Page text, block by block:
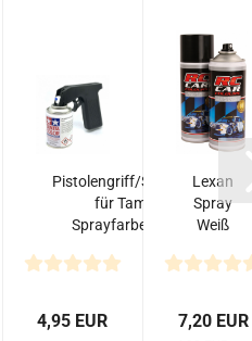
Pistolengriff/Sprühhilfe
für Tamiya
Sprayfarben PS...
4,95 EUR
Lexan
Spray
Weiß
150
7,20 EUR